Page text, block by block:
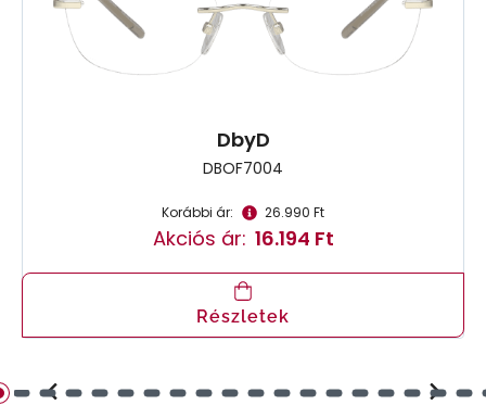
DbyD
DBOF7004
Korábbi ár: 26.990 Ft
Akciós ár: 16.194 Ft
Részletek